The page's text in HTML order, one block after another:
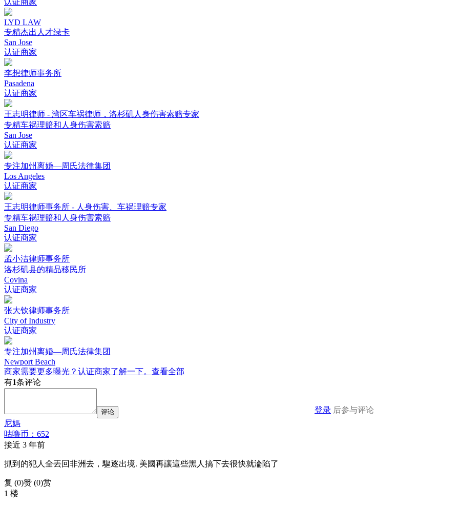
LYD LAW
专精杰出人才绿卡
San Jose
认证商家
李想律师事务所
Pasadena
认证商家
王志明律师 - 湾区车祸律师，洛杉矶人身伤害索赔专家
专精车祸理赔和人身伤害索赔
San Jose
认证商家
专注加州离婚—周氏法律集团
Los Angeles
认证商家
王志明律师事务所 - 人身伤害、车祸理赔专家
专精车祸理赔和人身伤害索赔
San Diego
认证商家
孟小洁律师事务所
洛杉矶县的精品移民所
Covina
认证商家
张大钦律师事务所
City of Industry
认证商家
专注加州离婚—周氏法律集团
Newport Beach
商家需要更多曝光？认证商家了解一下。 查看全部
有1条评论
登录 后参与评论
评论
尼媽
咕噜币：652
接近 3 年前
抓到的犯人全丟回非洲去，驅逐出境. 美國再讓這些黑人搞下去很快就淪陷了
复 (0)赞 (0)赏
1 楼